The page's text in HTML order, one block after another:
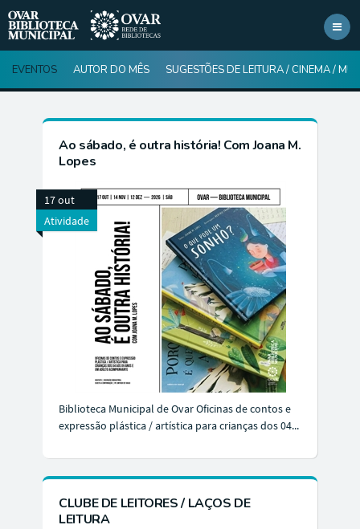
EVENTOS
AUTOR DO MÊS SUGESTÕES DE LEITURA / CINEMA /
Ao sábado, é outra história! Com Joana M.
Lopes
17 out
Atividade
Biblioteca Municipal de Ovar Oficinas de contos e
expressão plástica / artística para crianças dos 04...
CLUBE DE LEITORES / LAÇOS DE
LEITURA